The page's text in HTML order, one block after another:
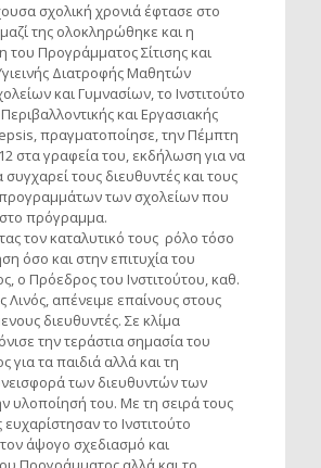
σχολική χρονιά έφτασε στο
της ολοκληρώθηκε και η
του Προγράμματος Σίτισης και
Διατροφής Μαθητών
και Γυμνασίων, το Ινστιτούτο
και Εργασιακής
πραγματοποίησε, την Πέμπτη
στα γραφεία του, εκδήλωση για να
συγχαρεί τους διευθυντές και τους
των σχολείων που
πρόγραμμα.
τον καταλυτικό τους ρόλο τόσο
όσο και στην επιτυχία του
ο Πρόεδρος του Ινστιτούτου, καθ.
Λινός, απένειμε επαίνους στους
διευθυντές. Σε κλίμα
την τεράστια σημασία του
για τα παιδιά αλλά και τη
των διευθυντών των
υλοποίησή του. Με τη σειρά τους
ευχαρίστησαν το Ινστιτούτο
άψογο σχεδιασμό και